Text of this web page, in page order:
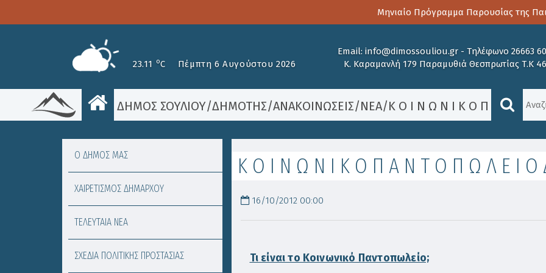
Μηνιαίο Πρόγραμμα Παρουσίας της
23.11 oC Πέμπτη 6 Αυγούστου 2026
Email: info@dimossouliou.gr - Τηλέφωνο 26663
Κ. Καραμανλή 179 Παραμυθιά Θεσπρωτίας Τ.Κ
ΔΗΜΟΣ ΣΟΥΛΙΟΥ/ΔΗΜΟΤΗΣ/ΑΝΑΚΟΙΝΏΣΕΙΣ/ΝΈΑ/Κ Ο Ι Ν Ω Ν Ι Κ Ο Π Α Ν Τ Ο
Κ Ο Ι Ν Ω Ν Ι Κ Ο Π Α Ν Τ Ο Π Ω Λ Ε Ι
16/10/2012 00:00
Τι είναι το Κοινωνικό Παντοπωλείο;
Ο ΔΗΜΟΣ ΜΑΣ
ΧΑΙΡΕΤΙΣΜΟΣ ΔΗΜΑΡΧΟΥ
ΤΕΛΕΥΤΑΙΑ ΝΕΑ
ΣΧΕΔΙΑ ΠΟΛΙΤΙΚΗΣ ΠΡΟΣΤΑΣΙΑΣ